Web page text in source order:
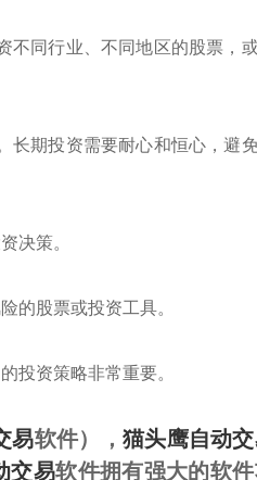
不同行业、不同地区的股票，
长期投资需要耐心和恒心，避
决策。
的股票或投资工具。
投资策略非常重要。
易软件）， 猫头鹰自动
交易软件拥有强大的软